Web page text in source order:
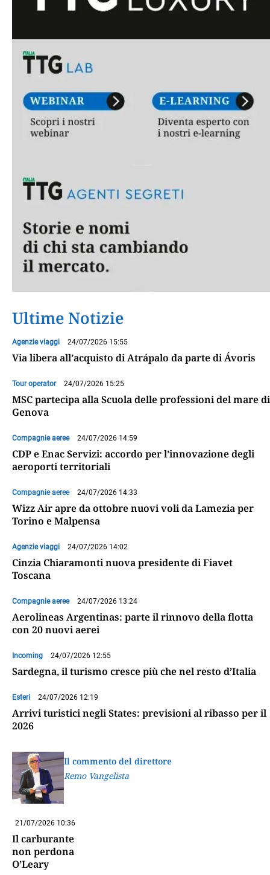
Ultime Notizie
Agenzie viaggi 24/07/2026 15:55
Via libera all’acquisto di Atrápalo da parte di Ávoris
Tour operator 24/07/2026 15:25
MSC partecipa alla Scuola delle professioni del mare di
Genova
Compagnie aeree 24/07/2026 14:59
CDP e Enac Servizi: accordo per l’innovazione degli
aeroporti territoriali
Compagnie aeree 24/07/2026 14:33
Wizz Air apre da ottobre nuovi voli da Lamezia per
Torino e Malpensa
Agenzie viaggi 24/07/2026 14:02
Cinzia Chiaramonti nuova presidente di Fiavet
Toscana
Compagnie aeree 24/07/2026 13:24
Aerolineas Argentinas: parte il rinnovo della flotta
con 20 nuovi aerei
Incoming 24/07/2026 12:55
Sardegna, il turismo cresce più che nel resto d’Italia
Esteri 24/07/2026 12:19
Arrivi turistici negli States: previsioni al ribasso per il
2026
Il commento del direttore
Remo Vangelista
21/07/2026 10:36
Il carburante
non perdona
O’Leary